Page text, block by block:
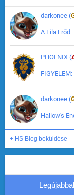
darkonee (
A Lila Erőd
PHOENIX (
darkonee (
Hallow's
+ HS Blog beküldése